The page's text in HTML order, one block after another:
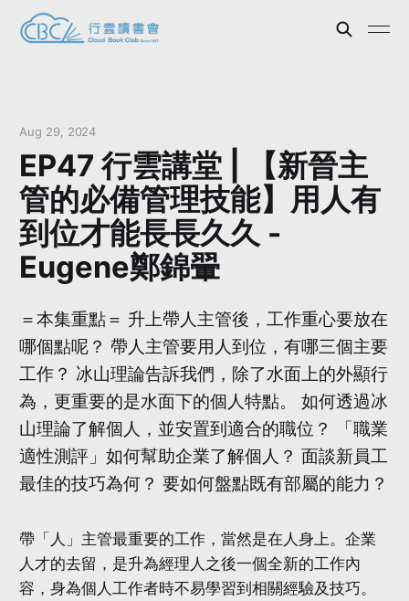
Aug 29, 2024
EP47 行雲講堂 | 【新晉主
管的必備管理技能】用人有
到位才能長長久久 -
Eugene鄭錦翬
＝本集重點＝ 升上帶人主管後，工作重心要放在
哪個點呢？ 帶人主管要用人到位，有哪三個主要
工作？ 冰山理論告訴我們，除了水面上的外顯行
為，更重要的是水面下的個人特點。 如何透過冰
山理論了解個人，並安置到適合的職位？ 「職業
適性測評」如何幫助企業了解個人？ 面談新員工
最佳的技巧為何？ 要如何盤點既有部屬的能力？
帶「人」主管最重要的工作，當然是在人身上。企業
人才的去留，是升為經理人之後一個全新的工作內
容，身為個人工作者時不易學習到相關經驗及技巧。